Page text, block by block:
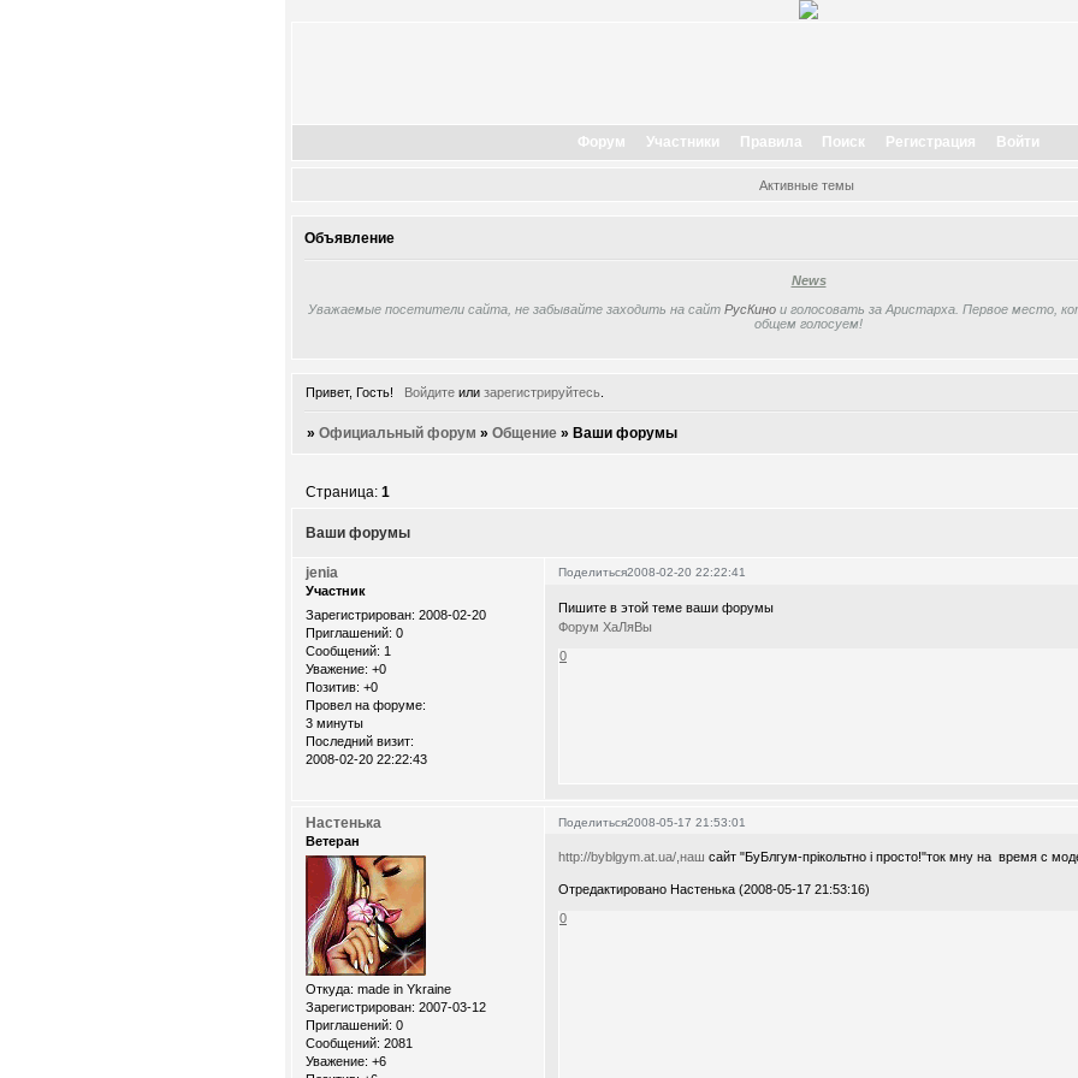
Форум Участники Правила Поиск Регистрация Войти
Активные темы
Объявление
News
Уважаемые посетители сайта, не забывайте заходить на сайт РусКино и голосовать за Аристарха. Первое место,
общем голосуем!
Привет, Гость! Войдитеили зарегистрируйтесь.
»Официальный форум »Общение »Ваши форумы
Ваши форумы
Страница:1
Поделиться2008-02-20 22:22:41
jenia
Участник
Зарегистрирован: 2008-02-20
Приглашений: 0
Сообщений: 1
Уважение: +0
Позитив: +0
Провел на форуме:
3 минуты
Последний визит:
2008-02-20 22:22:43
Пишите в этой теме ваши форумы
Форум ХаЛяВы
0
Поделиться2008-05-17 21:53:01
Настенька
Ветеран
Откуда: made in Ykraine
Зарегистрирован: 2007-03-12
Приглашений: 0
Сообщений: 2081
Уважение: +6
http://byblgym.at.ua/,наш сайт "БуБлгум-прікольтно і просто!"ток мну на время с
Отредактировано Настенька (2008-05-17 21:53:16)
0